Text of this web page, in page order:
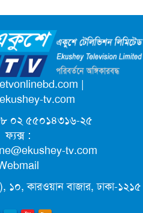
পরবর্তী মহাসচিব পদে
ড. ইউনূস
পেয়ে সচিব হলেন ২ কর্মকর্তা
মাধ্যমে সন্তান ফিরে পেল
মা জুঁই
দাম কমলো লিটারে ১৯ টাকা
|
tv.com
০২ ৫৫০১৪৩১৬-২৫
ফ্যক্স :
tv.com
১০, কারওয়ান বাজার, ঢাকা-১২১৫